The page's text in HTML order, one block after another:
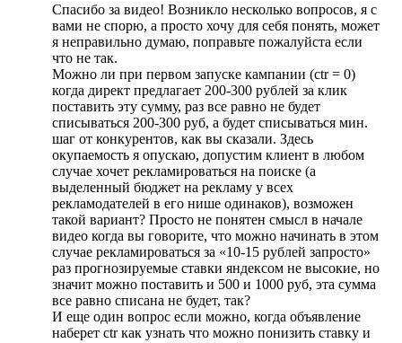
Спасибо за видео! Возникло несколько вопросов, я с
вами не спорю, а просто хочу для себя понять, может
я неправильно думаю, поправьте пожалуйста если
что не так.
Можно ли при первом запуске кампании (ctr = 0)
когда директ предлагает 200-300 рублей за клик
поставить эту сумму, раз все равно не будет
списываться 200-300 руб, а будет списываться мин.
шаг от конкурентов, как вы сказали. Здесь
окупаемость я опускаю, допустим клиент в любом
случае хочет рекламироваться на поиске (а
выделенный бюджет на рекламу у всех
рекламодателей в его нише одинаков), возможен
такой вариант? Просто не понятен смысл в начале
видео когда вы говорите, что можно начинать в этом
случае рекламироваться за «10-15 рублей запросто»
раз прогнозируемые ставки яндексом не высокие, но
значит можно поставить и 500 и 1000 руб, эта сумма
все равно списана не будет, так?
И еще один вопрос если можно, когда объявление
наберет ctr как узнать что можно понизить ставку и